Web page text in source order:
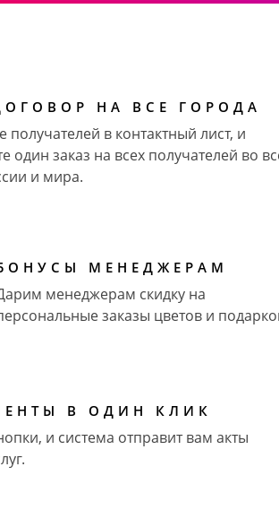
НА ВСЕ ГОРОДА
получателей в контактный лист, и
один заказ на всех получателей во
и мира.
МЕНЕДЖЕРАМ
менеджерам скидку на
заказы цветов и
В ОДИН КЛИК
и система отправит вам акты